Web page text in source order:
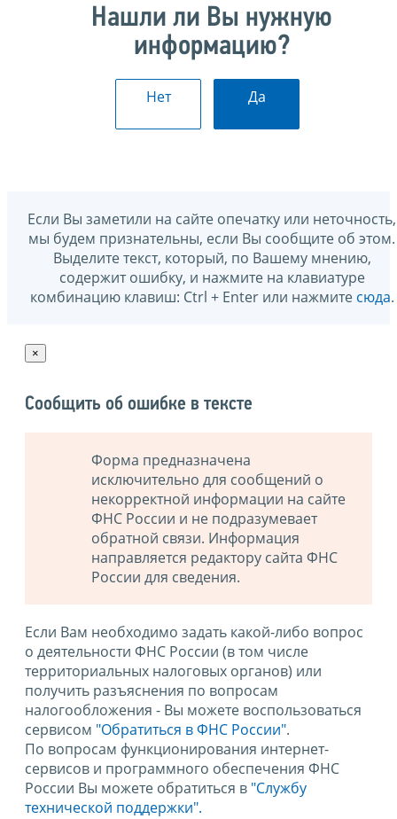
Нашли ли Вы нужную
информацию?
Нет Да
Если Вы заметили на сайте опечатку или неточность,
мы будем признательны, если Вы сообщите об этом.
Выделите текст, который, по Вашему мнению,
содержит ошибку, и нажмите на клавиатуре
комбинацию клавиш: Ctrl + Enter или нажмите сюда.
×
Сообщить об ошибке в тексте
Форма предназначена
исключительно для сообщений о
некорректной информации на сайте
ФНС России и не подразумевает
обратной связи. Информация
направляется редактору сайта ФНС
России для сведения.
Если Вам необходимо задать какой-либо вопрос
о деятельности ФНС России (в том числе
территориальных налоговых органов) или
получить разъяснения по вопросам
налогообложения - Вы можете воспользоваться
сервисом "Обратиться в ФНС России".
По вопросам функционирования интернет-
сервисов и программного обеспечения ФНС
России Вы можете обратиться в "Службу
технической поддержки".